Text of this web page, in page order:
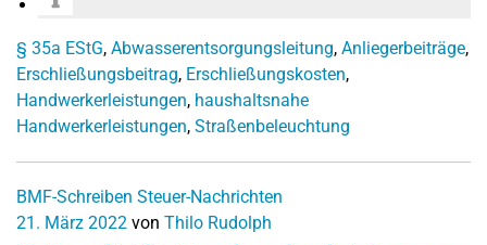
§ 35a EStG, Abwasserentsorgungsleitung, Anliegerbeiträge,
Erschließungsbeitrag, Erschließungskosten,
Handwerkerleistungen, haushaltsnahe
Handwerkerleistungen, Straßenbeleuchtung
BMF-Schreiben Steuer-Nachrichten
21. März 2022 von Thilo Rudolph